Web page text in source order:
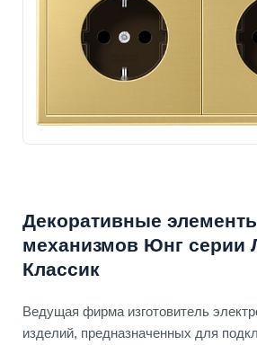
Декоративные
механизмов Юнг серии
Классик
Ведущая фирма изготовитель
изделий, предназначенных для